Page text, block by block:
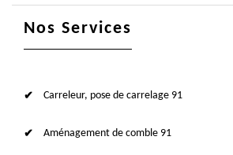
Nos Services
Carreleur, pose de carrelage 91
Aménagement de comble 91